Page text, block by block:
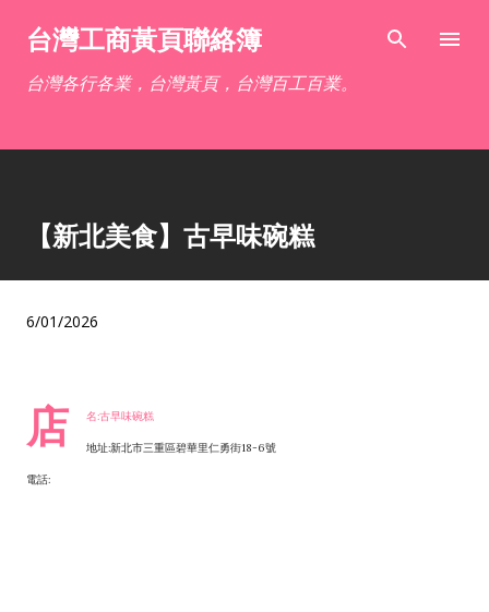
跳到主要內容
台灣工商黃頁聯絡簿
台灣各行各業，台灣黃頁，台灣百工百業。
【新北美食】古早味碗糕
6/01/2026
店 名:古早味碗糕
地址:新北市三重區碧華里仁勇街18-6號
電話: